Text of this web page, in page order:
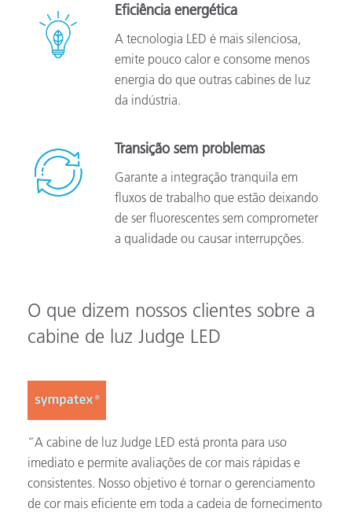
Eficiência energética
A tecnologia LED é mais silenciosa,
emite pouco calor e consome menos
energia do que outras cabines de luz
da indústria.
Transição sem problemas
Garante a integração tranquila em
fluxos de trabalho que estão deixando
de ser fluorescentes sem comprometer
a qualidade ou causar interrupções.
O que dizem nossos clientes sobre a
cabine de luz Judge LED
“A cabine de luz Judge LED está pronta para uso
imediato e permite avaliações de cor mais rápidas e
consistentes. Nosso objetivo é tornar o gerenciamento
de cor mais eficiente em toda a cadeia de fornecimento